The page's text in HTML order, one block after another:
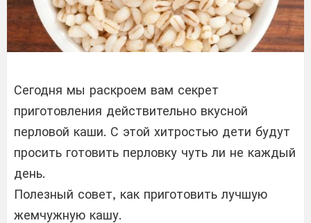
Сегодня мы раскроем вам секрет
приготовления действительно вкусной
перловой каши. С этой хитростью дети будут
просить готовить перловку чуть ли не каждый
день.
Полезный совет, как приготовить лучшую
жемчужную кашу.